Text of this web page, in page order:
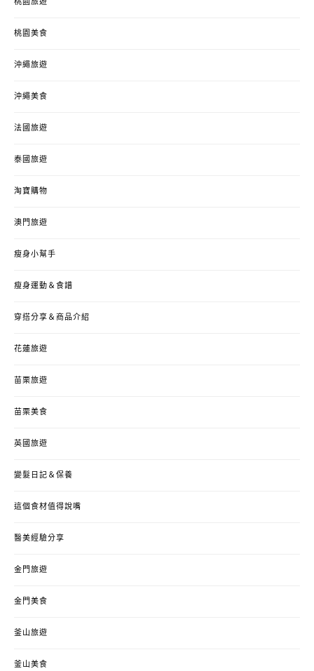
桃園旅遊
桃園美食
沖繩旅遊
沖繩美食
法國旅遊
泰國旅遊
淘寶購物
澳門旅遊
瘦身小幫手
瘦身運動＆食譜
穿搭分享＆商品介紹
花蓮旅遊
苗栗旅遊
苗栗美食
英國旅遊
變髮日記＆保養
這個食材值得說嘴
醫美經驗分享
金門旅遊
金門美食
釜山旅遊
釜山美食